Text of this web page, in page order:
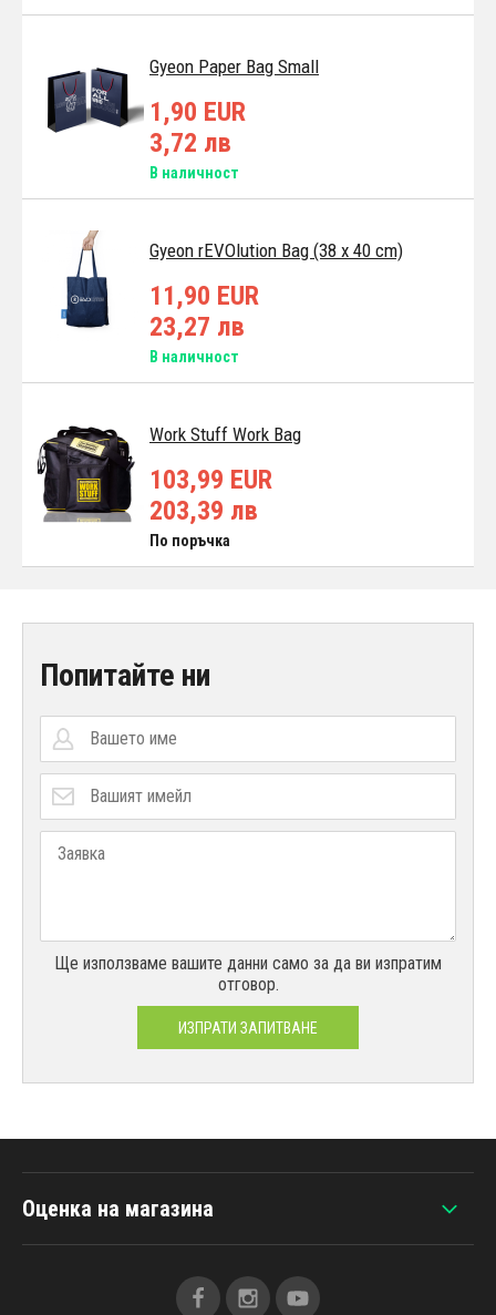
Gyeon Paper Bag Small
1,90 EUR
3,72 лв
В наличност
Gyeon rEVOlution Bag (38 x 40 cm)
11,90 EUR
23,27 лв
В наличност
Work Stuff Work Bag
103,99 EUR
203,39 лв
По поръчка
Попитайте ни
Ще използваме вашите данни само за да ви изпратим
отговор.
ИЗПРАТИ ЗАПИТВАНЕ
Оценка на магазина